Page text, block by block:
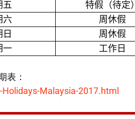
五 特假（待定）
六 周休假
日 周休假
一 工作日
表：
Malaysia-2017.html